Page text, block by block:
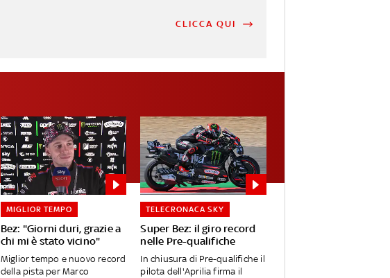
CLICCA QUI
Bez: "Giorni duri, grazie a
chi mi è stato vicino"
MIGLIOR TEMPO
Miglior tempo e nuovo record
della pista per Marco
Super Bez: il giro record
nelle Pre-qualifiche
TELECRONACA SKY
In chiusura di Pre-qualifiche il
pilota dell'Aprilia firma il